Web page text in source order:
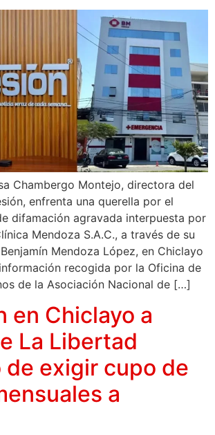
Chambergo Montejo, directora del
enfrenta una querella por el
difamación agravada interpuesta por
Mendoza S.A.C., a través de su
Mendoza López, en Chiclayo
recogida por la Oficina de
de la Asociación Nacional de […]
en Chiclayo a
La Libertad
de exigir cupo de
a